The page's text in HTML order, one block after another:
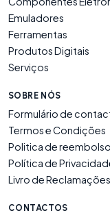
Emuladores
Ferramentas
Produtos Digitais
Serviços
SOBRE NÓS
Formulário de
Termos e Condições
Politica de reembolso
Política de
Livro de Reclamações
CONTACTOS